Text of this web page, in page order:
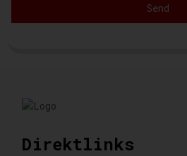
Send
Direktlinks